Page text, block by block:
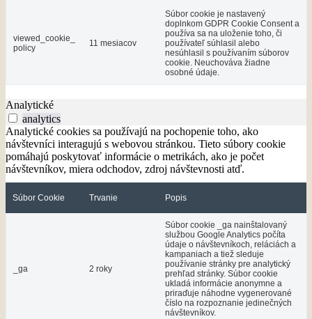
viewed_cookie_
policy
11 mesiacov
Súbor cookie je nastavený
doplnkom GDPR Cookie Consent a
používa sa na uloženie toho, či
používateľ súhlasil alebo
nesúhlasil s používaním súborov
cookie. Neuchováva žiadne
osobné údaje.
Analytické
analytics
Analytické cookies sa používajú na pochopenie toho, ako
návštevníci interagujú s webovou stránkou. Tieto súbory cookie
pomáhajú poskytovať informácie o metrikách, ako je počet
návštevníkov, miera odchodov, zdroj návštevnosti atď.
Súbor Cookie Trvanie Popis
_ga 2 roky
Súbor cookie _ga nainštalovaný
službou Google Analytics počíta
údaje o návštevníkoch, reláciách a
kampaniach a tiež sleduje
používanie stránky pre analytický
prehľad stránky. Súbor cookie
ukladá informácie anonymne a
priraďuje náhodne vygenerované
číslo na rozpoznanie jedinečných
návštevníkov.